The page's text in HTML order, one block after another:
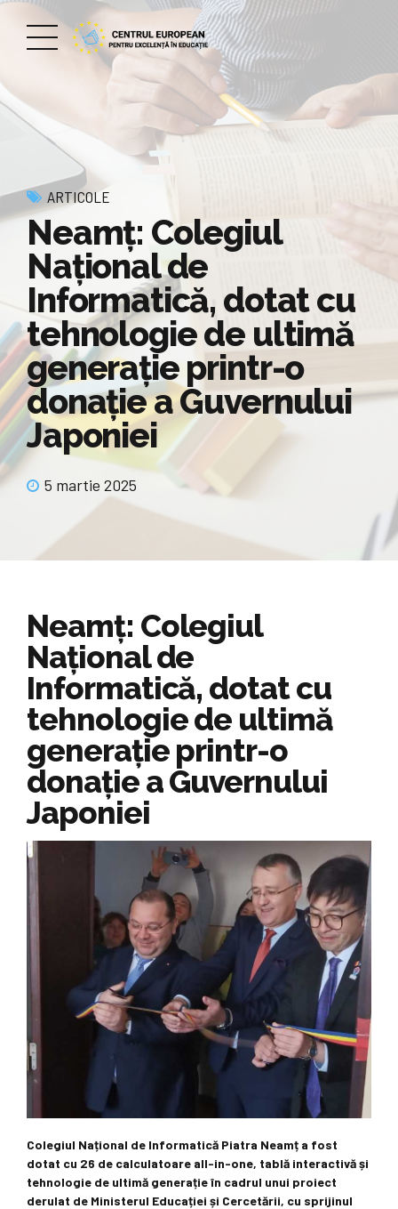
ARTICOLE
Neamț: Colegiul
Național de
Informatică, dotat cu
tehnologie de ultimă
generație printr-o
donație a Guvernului
Japoniei
5 martie 2025
Neamț: Colegiul
Național de
Informatică, dotat cu
tehnologie de ultimă
generație printr-o
donație a Guvernului
Japoniei
Colegiul Național de Informatică Piatra Neamț a fost
dotat cu 26 de calculatoare all-in-one, tablă interactivă și
tehnologie de ultimă generație în cadrul unui proiect
derulat de Ministerul Educației și Cercetării, cu sprijinul